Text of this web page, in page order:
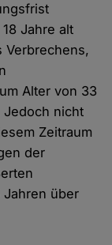
Jahre alt
Verbrechens,
Alter von 33
Jedoch nicht
Zeitraum
der
über